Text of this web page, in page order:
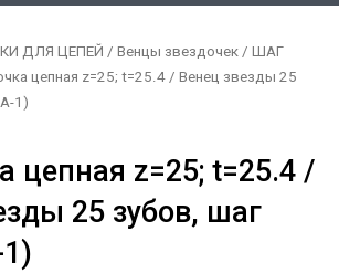
ДЛЯ ЦЕПЕЙ / Венцы звездочек / ШАГ
цепная z=25; t=25.4 / Венец звезды 25
1)
цепная z=25; t=25.4 /
25 зубов, шаг